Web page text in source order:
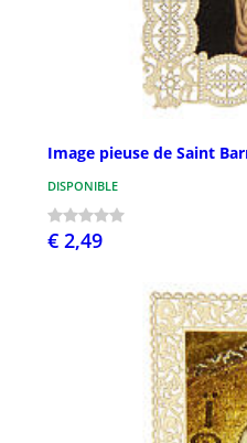
Image pieuse de Saint
DISPONIBLE
€ 2,49